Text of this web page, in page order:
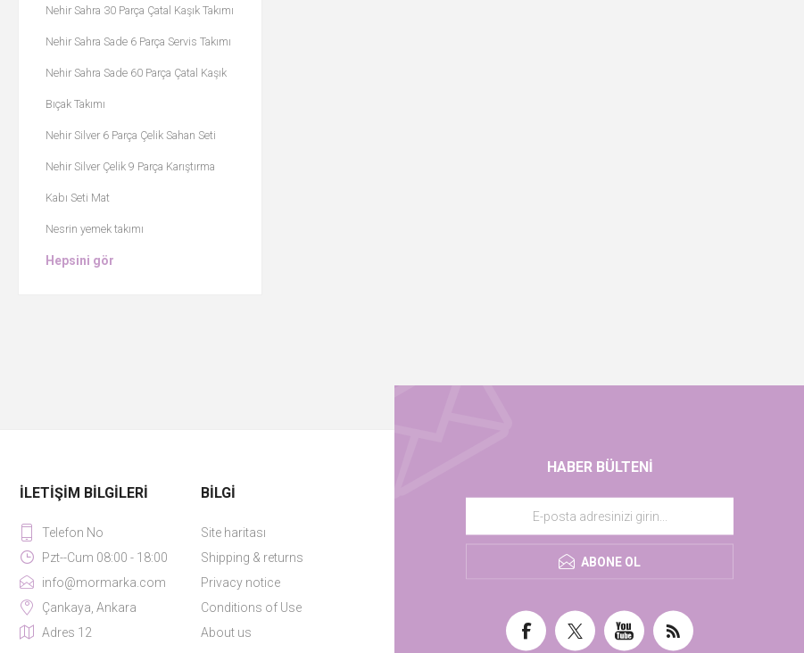
Nehir Sahra 30 Parça Çatal Kaşık Takımı
Nehir Sahra Sade 6 Parça Servis Takımı
Nehir Sahra Sade 60 Parça Çatal Kaşık
Bıçak Takımı
Nehir Silver 6 Parça Çelik Sahan Seti
Nehir Silver Çelik 9 Parça Karıştırma
Kabı Seti Mat
Nesrin yemek takımı
Hepsini gör
HABER BÜLTENI
ABONE OL
İLETIŞIM BILGILERI
Telefon No
Pzt--Cum 08:00 - 18:00
info@mormarka.com
Çankaya, Ankara
Adres 12
BILGI
Site haritası
Shipping & returns
Privacy notice
Conditions of Use
About us